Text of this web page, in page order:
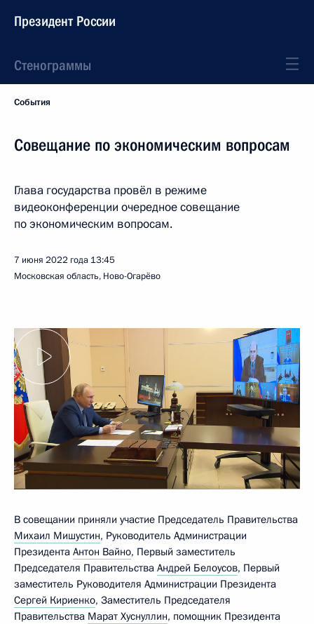
Президент России
Стенограммы
События
Совещание по экономическим вопросам
Глава государства провёл в режиме
видеоконференции очередное совещание
по экономическим вопросам.
7 июня 2022 года 13:45
Московская область, Ново-Огарёво
В совещании приняли участие Председатель Правительства
Михаил Мишустин, Руководитель Администрации
Президента Антон Вайно, Первый заместитель
Председателя Правительства Андрей Белоусов, Первый
заместитель Руководителя Администрации Президента
Сергей Кириенко, Заместитель Председателя
Правительства Марат Хуснуллин, помощник Президента